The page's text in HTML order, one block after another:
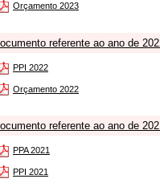
Orçamento 2023
referente ao ano de
PPI 2022
Orçamento 2022
referente ao ano de
PPA 2021
PPI 2021